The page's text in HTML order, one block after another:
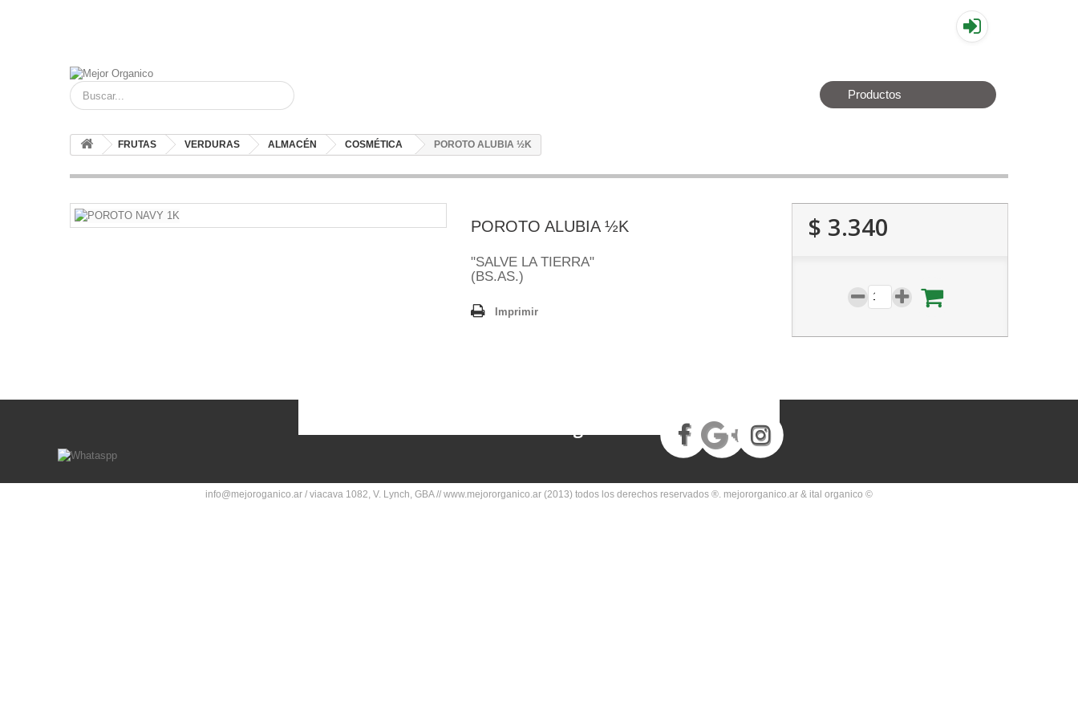
▤
Productos
FRUTAS VERDURAS ALMACÉN COSMÉTICA POROTO ALUBIA ½K
POROTO ALUBIA ½K
"SALVE LA TIERRA"
(BS.AS.)
Imprimir
$ 3.340
info@mejoroganico.ar / viacava 1082, V. Lynch, GBA // www.mejororganico.ar (2013) todos los derechos reservados ®. mejororganico.ar & ital organico ©